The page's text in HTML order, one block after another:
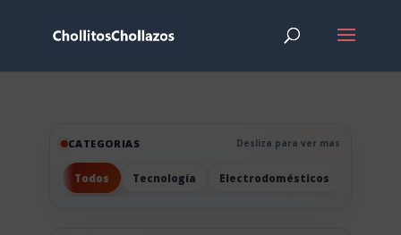
CATEGORIAS Desliza para ver mas
Todos Tecnología Electrodomésticos